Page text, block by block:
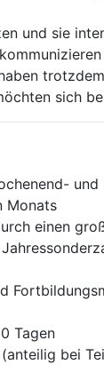
und sie
sich
Monats
einen
Tagen
bei